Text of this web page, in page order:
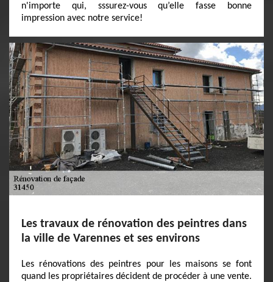
n'importe qui, sssurez-vous qu’elle fasse bonne
impression avec notre service!
Les travaux de rénovation des peintres dans
la ville de Varennes et ses environs
Les rénovations des peintres pour les maisons se font
quand les propriétaires décident de procéder à une vente.